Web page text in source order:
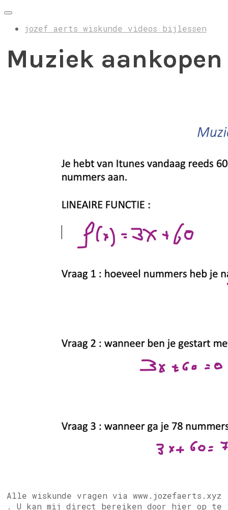
jozef aerts wiskunde videos bijlessen
Muziek aankopen
Alle wiskunde vragen via www.jozefaerts.xyz
. U kan mij direct bereiken door hier op te